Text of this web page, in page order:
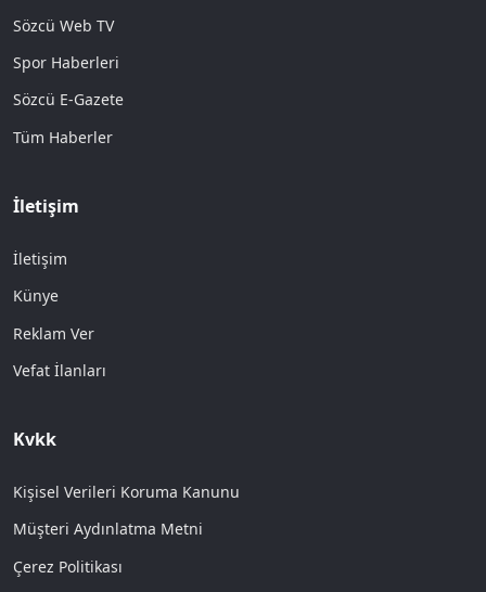
Sözcü Web TV
Spor Haberleri
Sözcü E-Gazete
Tüm Haberler
İletişim
İletişim
Künye
Reklam Ver
Vefat İlanları
Kvkk
Kişisel Verileri Koruma Kanunu
Müşteri Aydınlatma Metni
Çerez Politikası